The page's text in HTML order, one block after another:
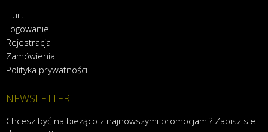
Hurt
Logowanie
Rejestracja
Zamówienia
Polityka prywatności
NEWSLETTER
Chcesz być na bieżąco z najnowszymi promocjami? Zapisz sie